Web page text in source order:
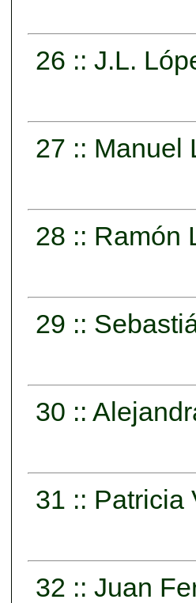
26 :: J.L.
27 :: Manuel
28 :: Ramón
29 ::
30 ::
31 :: Patricia
32 :: Juan